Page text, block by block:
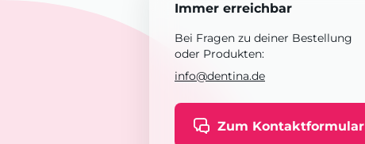
Immer erreichbar
Bei Fragen zu deiner Bestellung
oder Produkten:
info@dentina.de
Zum Kontaktformular